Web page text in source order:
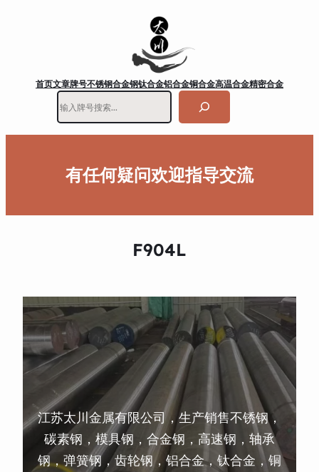
首页文章牌号不锈钢合金钢钛合金铝合金铜合金高温合金精密合金
有任何疑问欢迎指导交流
F904L
江苏太川金属有限公司，生产销售不锈钢，
碳素钢，模具钢，合金钢，高速钢，轴承
钢，弹簧钢，齿轮钢，铝合金，钛合金，铜